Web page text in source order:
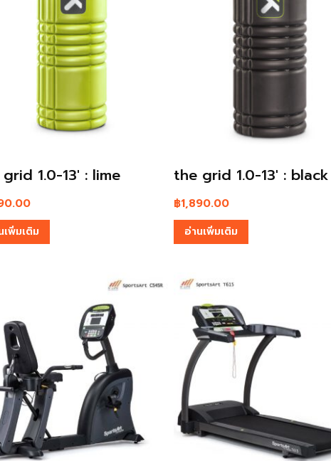
1.0-13′ : lime
เพิ่มเติม
the grid 1.0-13′ : black
฿1,890.00
อ่านเพิ่มเติม